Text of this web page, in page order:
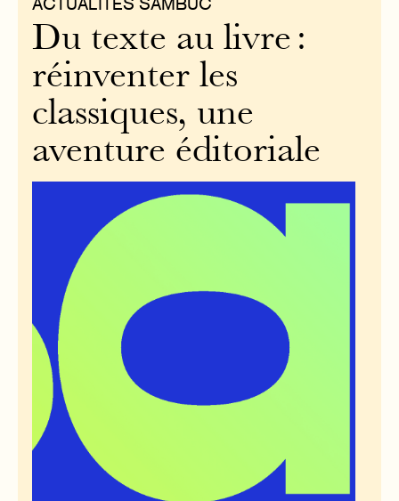
Du texte au livre :
réinventer les
classiques, une
aventure éditoriale